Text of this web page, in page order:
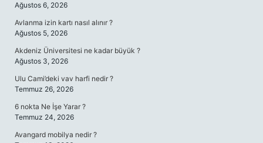
Ağustos 6, 2026
Avlanma izin kartı nasıl alınır ?
Ağustos 5, 2026
Akdeniz Üniversitesi ne kadar büyük ?
Ağustos 3, 2026
Ulu Cami’deki vav harfi nedir ?
Temmuz 26, 2026
6 nokta Ne İşe Yarar ?
Temmuz 24, 2026
Avangard mobilya nedir ?